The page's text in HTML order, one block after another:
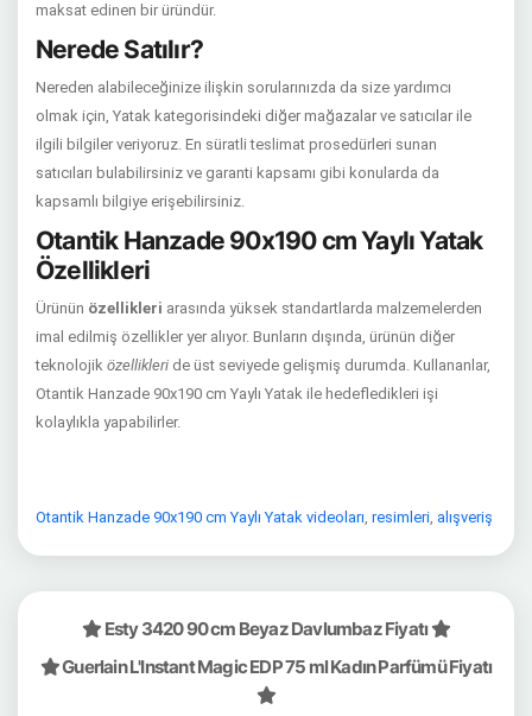
maksat edinen bir üründür.
Nerede Satılır?
Nereden alabileceğinize ilişkin sorularınızda da size yardımcı
olmak için, Yatak kategorisindeki diğer mağazalar ve satıcılar ile
ilgili bilgiler veriyoruz. En süratli teslimat prosedürleri sunan
satıcıları bulabilirsiniz ve garanti kapsamı gibi konularda da
kapsamlı bilgiye erişebilirsiniz.
Otantik Hanzade 90x190 cm Yaylı Yatak
Özellikleri
Ürünün özellikleri arasında yüksek standartlarda malzemelerden
imal edilmiş özellikler yer alıyor. Bunların dışında, ürünün diğer
teknolojik özellikleri de üst seviyede gelişmiş durumda. Kullananlar,
Otantik Hanzade 90x190 cm Yaylı Yatak ile hedefledikleri işi
kolaylıkla yapabilirler.
Otantik Hanzade 90x190 cm Yaylı Yatak videoları, resimleri, alışveriş
Esty 3420 90 cm Beyaz Davlumbaz Fiyatı
Guerlain L'Instant Magic EDP 75 ml Kadın Parfümü Fiyatı